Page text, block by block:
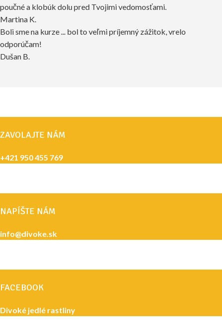
poučné a klobúk dolu pred Tvojimi vedomosťami.
Martina K.
Boli sme na kurze ... bol to veľmi príjemný zážitok, vrelo
odporúčam!
Dušan B.
ZAVOLAJTE NÁM
+421 950 455 769
NAPÍŠTE NÁM
info@divoke.sk
FACEBOOK
Divoké jedlé rastliny